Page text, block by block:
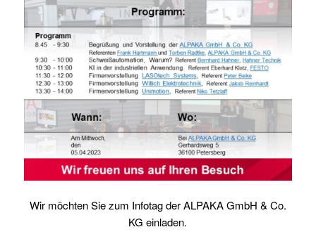
Wir möchten Sie zum Infotag der ALPAKA GmbH & Co.
KG einladen.